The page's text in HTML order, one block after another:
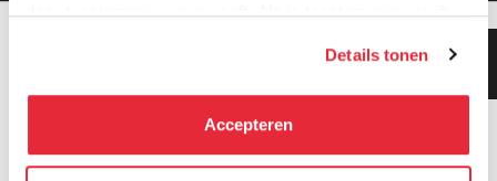
daar toestemming voor geeft. Als je toestemming geeft,
kunnen deze gegevens combineren met informatie die zij
hebben verzameld via het gebruik van hun diensten. Je
kunt alle cookies accepteren, alleen noodzakelijke
Details tonen
Accepteren
Klanten geven ons 9.3